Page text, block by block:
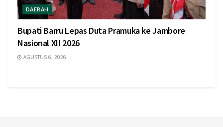
DAERAH
Bupati Barru Lepas Duta Pramuka ke Jambore
Nasional XII 2026
AGUSTUS 6, 2026